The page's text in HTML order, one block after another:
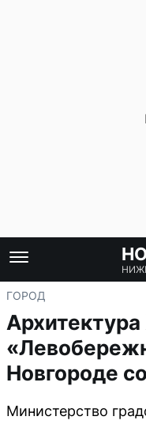
ГОРОД
Новгороде
Министерство